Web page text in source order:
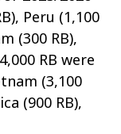
Peru (1,100
(300 RB),
RB were
(3,100
(900 RB),